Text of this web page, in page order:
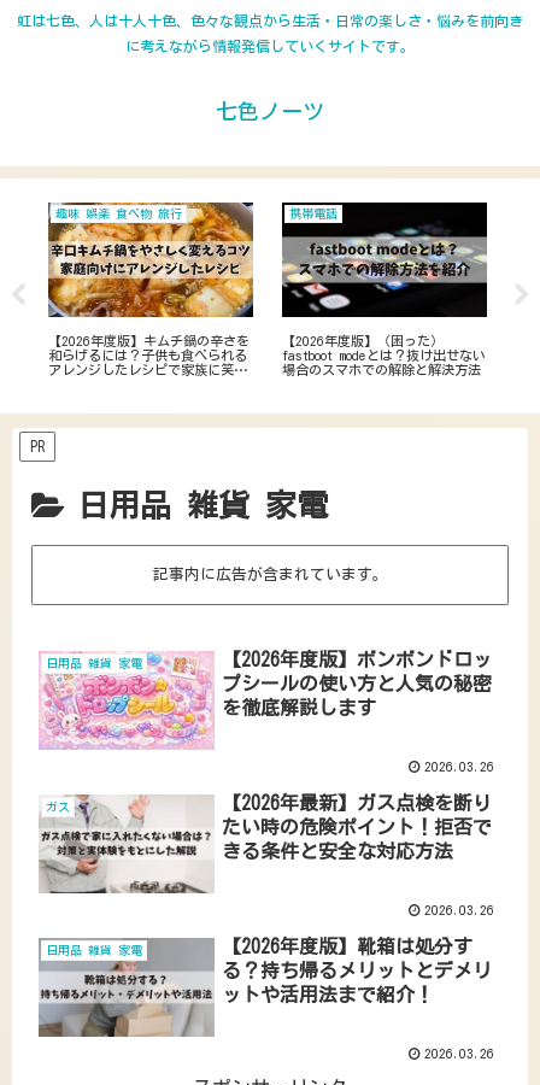
虹は七色、人は十人十色、色々な観点から生活・日常の楽しさ・悩みを前向き
に考えながら情報発信していくサイトです。
七色ノーツ
趣味 娯楽 食べ物 旅行
【2026年度版】キムチ鍋の辛さを
和らげるには？子供も食べられる
アレンジしたレシピで家族に笑顔
携帯電話
【2026年度版】（困った）
fastboot modeとは？抜け出せない
場合のスマホでの解除と解決方法
PR
日用品 雑貨 家電
記事内に広告が含まれています。
日用品 雑貨 家電
【2026年度版】ボンボンドロッ
プシールの使い方と人気の秘密
を徹底解説します
2026.03.26
ガス
【2026年最新】ガス点検を断り
たい時の危険ポイント！拒否で
きる条件と安全な対応方法
2026.03.26
日用品 雑貨 家電
【2026年度版】靴箱は処分す
る？持ち帰るメリットとデメリ
ットや活用法まで紹介！
2026.03.26